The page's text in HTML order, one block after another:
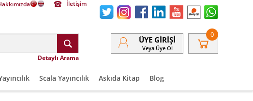
İletişim
Detaylı Arama
ÜYE GIRIŞI
Veya Üye Ol
0
Scala Yayıncılık Askıda Kitap Blog